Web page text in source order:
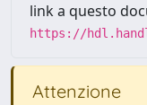
link a questo
https://
Attenzione